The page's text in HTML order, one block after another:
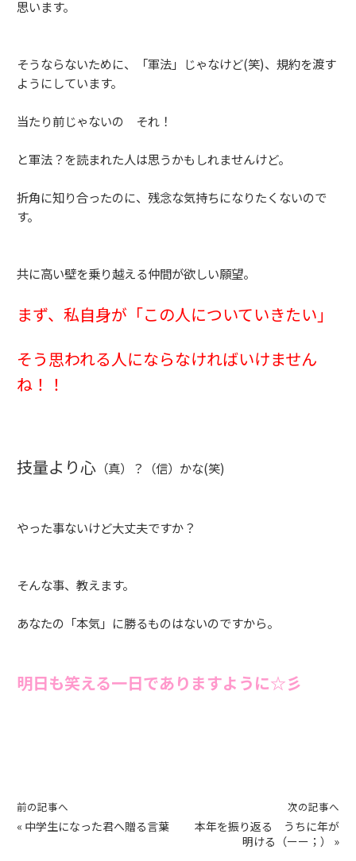
思います。
そうならないために、「軍法」じゃなけど(笑)、規約を渡す
ようにしています。
当たり前じゃないの それ！
と軍法？を読まれた人は思うかもしれませんけど。
折角に知り合ったのに、残念な気持ちになりたくないので
す。
共に高い壁を乗り越える仲間が欲しい願望。
まず、私自身が「この人についていきたい」
そう思われる人にならなければいけません
ね！！
技量より心 （真）？（信）かな(笑)
やった事ないけど大丈夫ですか？
そんな事、教えます。
あなたの「本気」に勝るものはないのですから。
明日も笑える一日でありますように☆彡
前の記事へ
« 中学生になった君へ贈る言葉
次の記事へ
本年を振り返る うちに年が
明ける（ーー；）
»